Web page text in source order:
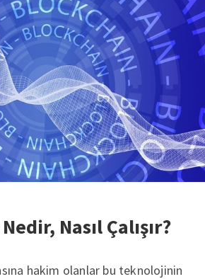
Nasıl Çalışır?
hakim olanlar bu teknolojinin